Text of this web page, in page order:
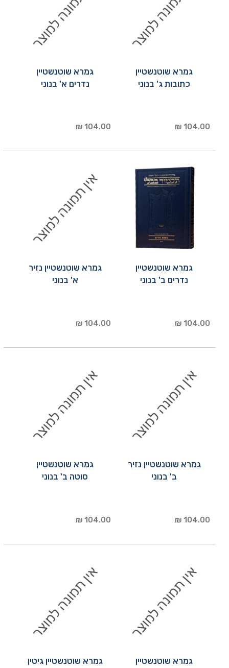
גמרא שוטנשטיין
כתובות ג' בנוני
104.00 ₪
גמרא שוטנשטיין
נדרים א' בנוני
104.00 ₪
גמרא שוטנשטיין
נדרים ב' בנוני
104.00 ₪
גמרא שוטנשטיין נזיר
א' בנוני
104.00 ₪
גמרא שוטנשטיין נזיר
ב' בנוני
104.00 ₪
גמרא שוטנשטיין
סוטה ב' בנוני
104.00 ₪
גמרא שוטנשטיין
גמרא שוטנשטיין גיטין